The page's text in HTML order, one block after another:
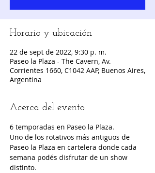
Horario y ubicación
22 de sept de 2022, 9:30 p. m.
Paseo la Plaza - The Cavern, Av.
Corrientes 1660, C1042 AAP, Buenos Aires,
Argentina
Acerca del evento
6 temporadas en Paseo la Plaza.
Uno de los rotativos más antiguos de
Paseo la Plaza en cartelera donde cada
semana podés disfrutar de un show
distinto.